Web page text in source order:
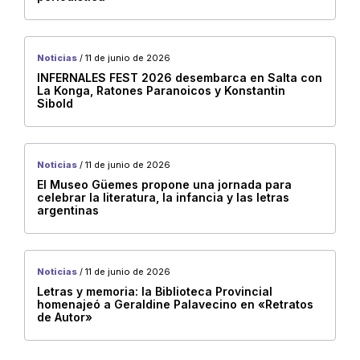
Vespucio
Secretaría de Cultura de la Provincia de Salta
Casa de la Cultura
Dirección de Audiovisuales
Usina Cultural
B. Victorino de la Plaza
Museo de Bellas Artes “Lola Mora”
Museo de Arqueología de Alta Montaña – MAAM
Museo Güemes
Noticias / 11 de junio de 2026
INFERNALES FEST 2026 desembarca en Salta con
La Konga, Ratones Paranoicos y Konstantin
Sibold
Noticias / 11 de junio de 2026
El Museo Güemes propone una jornada para
celebrar la literatura, la infancia y las letras
argentinas
Noticias / 11 de junio de 2026
Letras y memoria: la Biblioteca Provincial
homenajeó a Geraldine Palavecino en «Retratos
de Autor»